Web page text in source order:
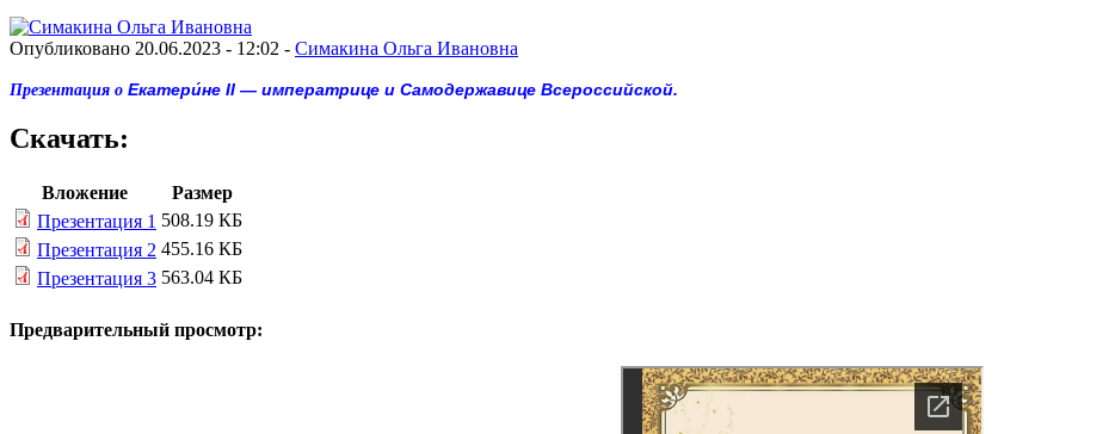
Опубликовано 20.06.2023 - 12:02 - Симакина Ольга Ивановна
Презентация о Екатери́не II — императрице и Самодержавице Всероссийской.
Скачать:
Вложение
Размер
Презентация 1 508.19 КБ
Презентация 2 455.16 КБ
Презентация 3 563.04 КБ
Предварительный просмотр: